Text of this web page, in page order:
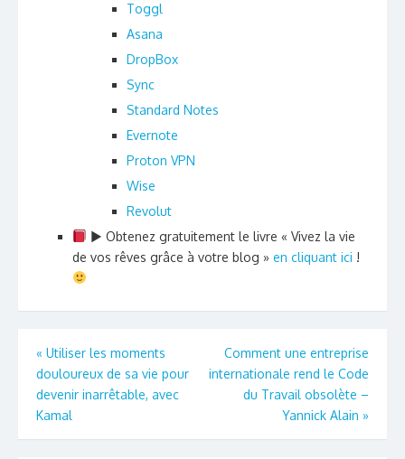
Toggl
Asana
DropBox
Sync
Standard Notes
Evernote
Proton VPN
Wise
Revolut
► Obtenez gratuitement le livre « Vivez la vie
de vos rêves grâce à votre blog » en cliquant ici !
Navigation
de
l’article
« Utiliser les moments
douloureux de sa vie pour
devenir inarrêtable, avec
Kamal
Comment une entreprise
internationale rend le Code
du Travail obsolète –
Yannick Alain »